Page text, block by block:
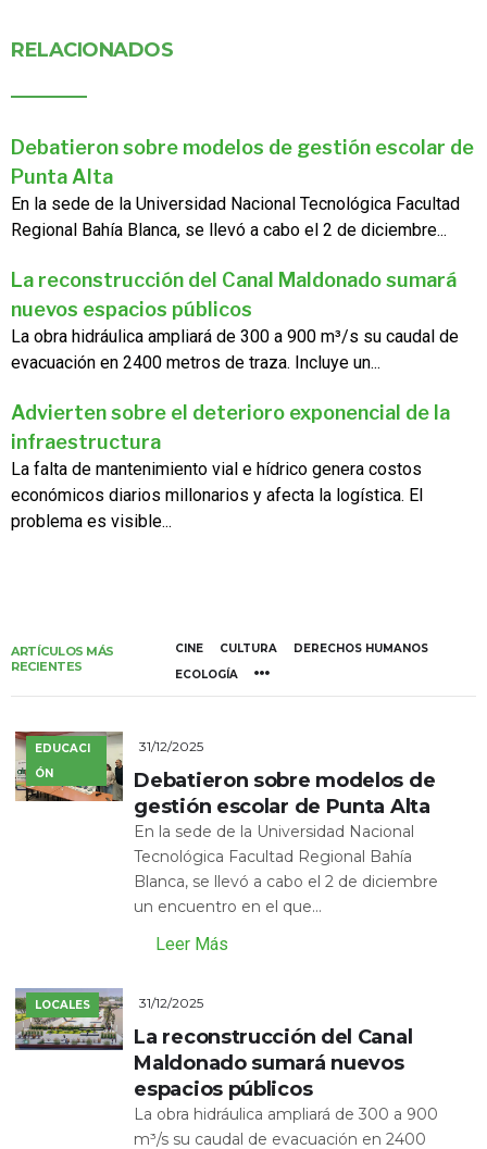
RELACIONADOS
Debatieron sobre modelos de gestión escolar de
Punta Alta
En la sede de la Universidad Nacional Tecnológica Facultad
Regional Bahía Blanca, se llevó a cabo el 2 de diciembre...
La reconstrucción del Canal Maldonado sumará
nuevos espacios públicos
La obra hidráulica ampliará de 300 a 900 m³/s su caudal de
evacuación en 2400 metros de traza. Incluye un...
Advierten sobre el deterioro exponencial de la
infraestructura
La falta de mantenimiento vial e hídrico genera costos
económicos diarios millonarios y afecta la logística. El
problema es visible...
ARTÍCULOS MÁS
RECIENTES
CINE CULTURA
DERECHOS HUMANOS
ECOLOGÍA
EDUCACI
ÓN
31/12/2025
Debatieron sobre modelos de
gestión escolar de Punta Alta
En la sede de la Universidad Nacional
Tecnológica Facultad Regional Bahía
Blanca, se llevó a cabo el 2 de diciembre
un encuentro en el que...
Leer Más
LOCALES 31/12/2025
La reconstrucción del Canal
Maldonado sumará nuevos
espacios públicos
La obra hidráulica ampliará de 300 a 900
m³/s su caudal de evacuación en 2400